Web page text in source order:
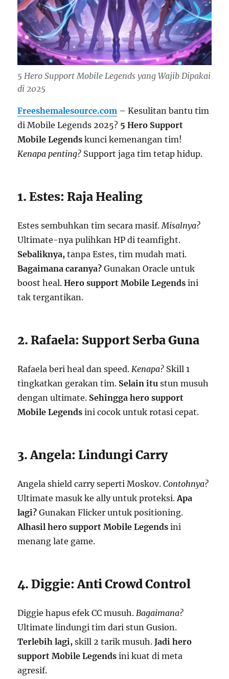
5 Hero Support Mobile Legends yang Wajib Dipakai
di 2025
Freeshemalesource.com – Kesulitan bantu tim
di Mobile Legends 2025? 5 Hero Support
Mobile Legends kunci kemenangan tim!
Kenapa penting? Support jaga tim tetap hidup.
1. Estes: Raja Healing
Estes sembuhkan tim secara masif. Misalnya?
Ultimate-nya pulihkan HP di teamfight.
Sebaliknya, tanpa Estes, tim mudah mati.
Bagaimana caranya? Gunakan Oracle untuk
boost heal.Hero support Mobile Legends ini
tak tergantikan.
2. Rafaela: Support Serba Guna
Rafaela beri heal dan speed. Kenapa? Skill 1
tingkatkan gerakan tim. Selain itu stun musuh
dengan ultimate. Sehingga hero support
Mobile Legends ini cocok untuk rotasi cepat.
3. Angela: Lindungi Carry
Angela shield carry seperti Moskov.Contohnya?
Ultimate masuk ke ally untuk proteksi.Apa
lagi? Gunakan Flicker untuk positioning.
Alhasil hero support Mobile Legends ini
menang late game.
4. Diggie: Anti Crowd Control
Diggie hapus efek CC musuh. Bagaimana?
Ultimate lindungi tim dari stun Gusion.
Terlebih lagi, skill 2 tarik musuh.Jadi hero
support Mobile Legends ini kuat di meta
agresif.